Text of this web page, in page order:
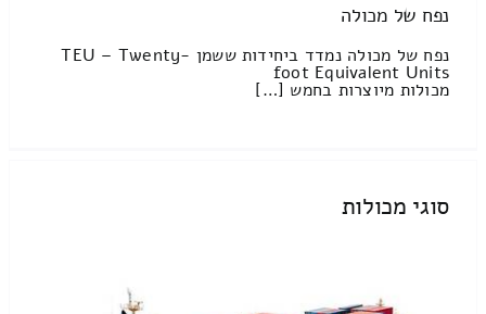
נפח של מכולה
נפח של מכולה נמדד ביחידות ששמן TEU – Twenty-
foot Equivalent Units
מכולות מיוצרות בחמש […]
סוגי מכולות